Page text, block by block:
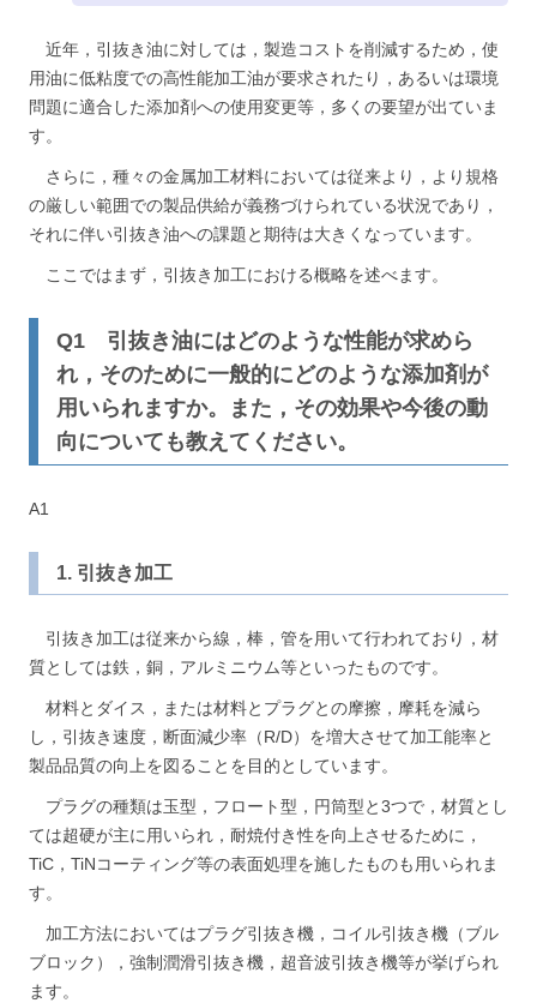
近年，引抜き油に対しては，製造コストを削減するため，使
用油に低粘度での高性能加工油が要求されたり，あるいは環境
問題に適合した添加剤への使用変更等，多くの要望が出ていま
す。
さらに，種々の金属加工材料においては従来より，より規格
の厳しい範囲での製品供給が義務づけられている状況であり，
それに伴い引抜き油への課題と期待は大きくなっています。
ここではまず，引抜き加工における概略を述べます。
Q1 引抜き油にはどのような性能が求めら
れ，そのために一般的にどのような添加剤が
用いられますか。また，その効果や今後の動
向についても教えてください。
A1
1. 引抜き加工
引抜き加工は従来から線，棒，管を用いて行われており，材
質としては鉄，銅，アルミニウム等といったものです。
材料とダイス，または材料とプラグとの摩擦，摩耗を減ら
し，引抜き速度，断面減少率（R/D）を増大させて加工能率と
製品品質の向上を図ることを目的としています。
プラグの種類は玉型，フロート型，円筒型と3つで，材質とし
ては超硬が主に用いられ，耐焼付き性を向上させるために，
TiC，TiNコーティング等の表面処理を施したものも用いられま
す。
加工方法においてはプラグ引抜き機，コイル引抜き機（ブル
ブロック），強制潤滑引抜き機，超音波引抜き機等が挙げられ
ます。